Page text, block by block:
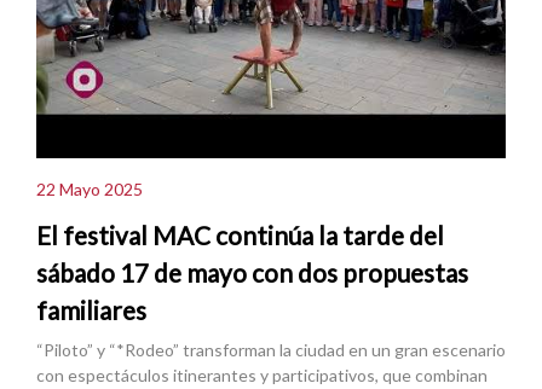
22 Mayo 2025
El festival MAC continúa la tarde del
sábado 17 de mayo con dos propuestas
familiares
“Piloto” y “*Rodeo” transforman la ciudad en un gran escenario
con espectáculos itinerantes y participativos, que combinan